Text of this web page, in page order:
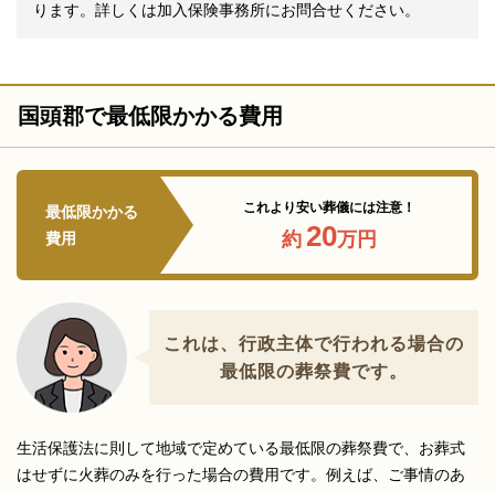
ります。詳しくは加入保険事務所にお問合せください。
国頭郡で最低限かかる費用
最低限かかる
費用
これより安い葬儀には注意！
約 20万円
これは、行政主体で行われる場合の
最低限の葬祭費です。
生活保護法に則して地域で定めている最低限の葬祭費で、お葬式
はせずに火葬のみを行った場合の費用です。例えば、ご事情のあ